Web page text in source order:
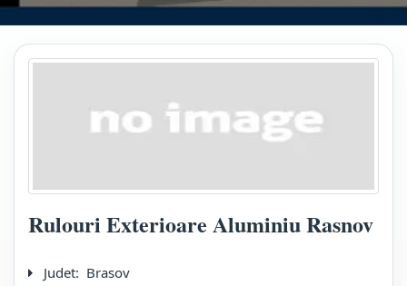
Rulouri Exterioare Aluminiu Rasnov
Judet: Brasov